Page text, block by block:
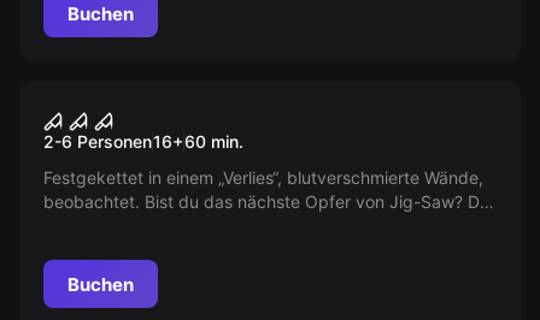
Buchen
SAW
2-6 Personen16+60 min.
Festgekettet in einem „Verlies“, blutverschmierte Wände,
beobachtet. Bist du das nächste Opfer von Jig-Saw? Du
Buchen